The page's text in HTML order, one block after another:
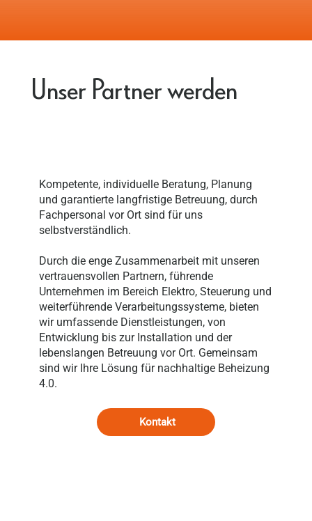
Unser Partner werden
Kompetente, individuelle Beratung, Planung
und garantierte langfristige Betreuung, durch
Fachpersonal vor Ort sind für uns
selbstverständlich.
Durch die enge Zusammenarbeit mit unseren
vertrauensvollen Partnern, führende
Unternehmen im Bereich Elektro, Steuerung und
weiterführende Verarbeitungssysteme, bieten
wir umfassende Dienstleistungen, von
Entwicklung bis zur Installation und der
lebenslangen Betreuung vor Ort. Gemeinsam
sind wir Ihre Lösung für nachhaltige Beheizung
4.0.
Kontakt